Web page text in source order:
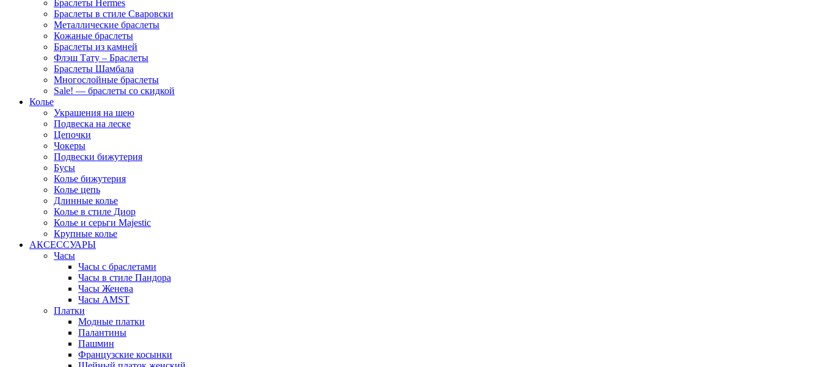
Браслеты Hermes
Браслеты в стиле Сваровски
Металлические браслеты
Кожаные браслеты
Браслеты из камней
Флэш Тату – Браслеты
Браслеты Шамбала
Многослойные браслеты
Sale! — браслеты со скидкой
Колье
Украшения на шею
Подвеска на леске
Цепочки
Чокеры
Подвески бижутерия
Бусы
Колье бижутерия
Колье цепь
Длинные колье
Колье в стиле Диор
Колье и серьги Majestic
Крупные колье
АКСЕССУАРЫ
Часы
Часы с браслетами
Часы в стиле Пандора
Часы Женева
Часы AMST
Платки
Модные платки
Палантины
Пашмин
Французские косынки